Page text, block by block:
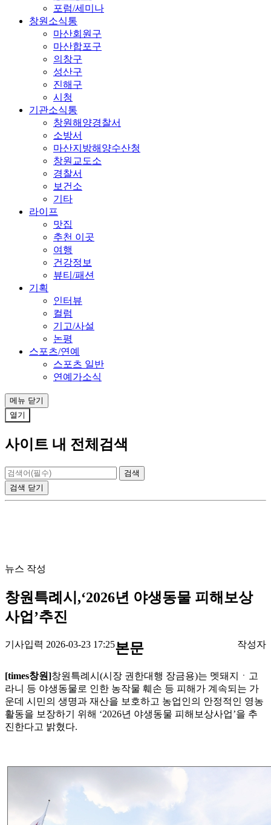
포럼/세미나
창원소식통
마산회원구
마산합포구
의창구
성산구
진해구
시청
기관소식통
창원해양경찰서
소방서
마산지방해양수산청
창원교도소
경찰서
보건소
기타
라이프
맛집
추천 이곳
여행
건강정보
뷰티/패션
기획
인터뷰
컬럼
기고/사설
논평
스포츠/연예
스포츠 일반
연예가소식
메뉴 닫기
열기
사이트 내 전체검색
검색 닫기
뉴스 작성
창원특례시,‘2026년 야생동물 피해보상
사업’추진
기사입력 2026-03-23 17:25 작성자
본문
[times창원]창원특례시(시장 권한대행 장금용)는 멧돼지ㆍ고
라니 등 야생동물로 인한 농작물 훼손 등 피해가 계속되는 가
운데 시민의 생명과 재산을 보호하고 농업인의 안정적인 영농
활동을 보장하기 위해 ‘2026년 야생동물 피해보상사업’을 추
진한다고 밝혔다.